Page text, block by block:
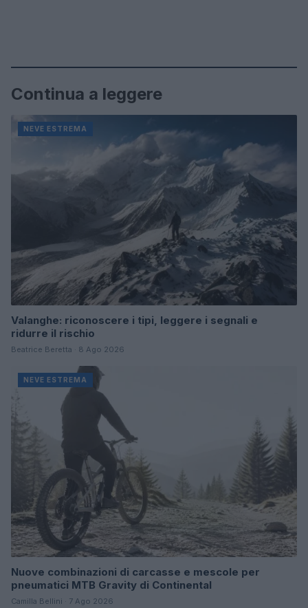
Continua a leggere
NEVE ESTREMA
Valanghe: riconoscere i tipi, leggere i segnali e
ridurre il rischio
Beatrice Beretta · 8 Ago 2026
NEVE ESTREMA
Nuove combinazioni di carcasse e mescole per
pneumatici MTB Gravity di Continental
Camilla Bellini · 7 Ago 2026